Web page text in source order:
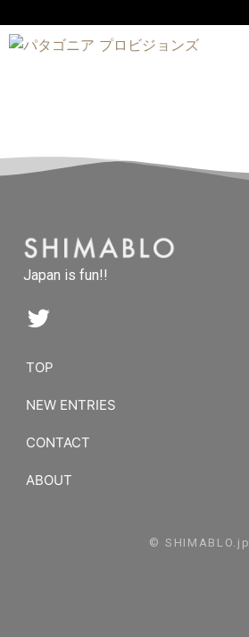
Japan is fun!!
TOP
NEW ENTRIES
CONTACT
ABOUT
© SHIMABLO.jp